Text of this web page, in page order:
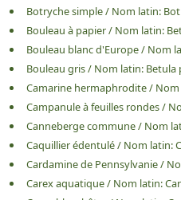
Botryche simple/ Nom latin:
Bouleau à papier/ Nom latin:
Bouleau blanc d'Europe/ Nom
Bouleau gris/ Nom latin: Betula
Camarine hermaphrodite/
Campanule à feuilles rondes/
Canneberge commune/ Nom
Caquillier édentulé/ Nom latin:
Cardamine de Pennsylvanie/
Carex aquatique/ Nom latin: